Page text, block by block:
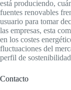
está produciendo,
fuentes renovables
usuario para tomar
las empresas, esta
en los costes
fluctuaciones del
perfil de
Contacto